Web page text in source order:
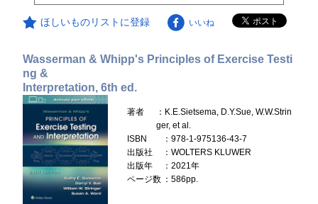
ほしいものリストに登録 いいね
Wasserman & Whipp's Principles of Exercise Testi
ng &
Interpretation, 6th ed.
著者
：K.E.Sietsema, D.Y.Sue, W.W.Strin
ger, et al.
ISBN
：978-1-975136-43-7
出版社
：WOLTERS KLUWER
出版年
：2021年
ページ数 ：586pp.